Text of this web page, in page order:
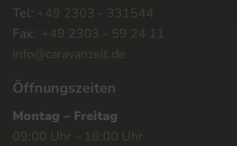
Tel: +49 2303 - 331544
Fax: +49 2303 - 59 24 11
info@caravanzeit.de
Öffnungszeiten
Montag – Freitag
09:00 Uhr – 18:00 Uhr